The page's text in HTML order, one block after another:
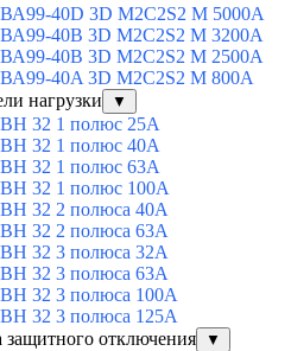
40D 3D M2C2S2 M 5000A
40B 3D M2C2S2 M 3200A
40B 3D M2C2S2 M 2500A
40A 3D M2C2S2 M 800A
нагрузки
▼
32 1 полюс 25А
32 1 полюс 40А
32 1 полюс 63А
32 1 полюс 100A
32 2 полюса 40А
32 2 полюса 63А
32 3 полюса 32А
32 3 полюса 63А
32 3 полюса 100А
32 3 полюса 125А
защитного отключения
▼